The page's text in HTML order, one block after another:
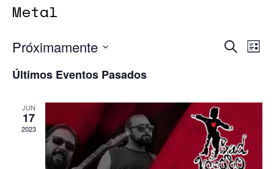
Metal
vistas
de
Eventos
Buscar
Próximamente
fecha.
Últimos Eventos Pasados
JUN
17
2023